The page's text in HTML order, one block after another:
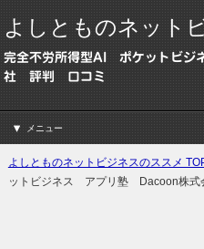
よしとものネット
完全不労所得型AI ポケットビ
社 評判 口コミ
メニュー
よしとものネットビジネスのススメ
ットビジネス アプリ塾 Dacoon株